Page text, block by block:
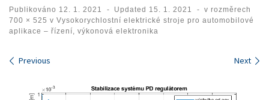
Publikováno 12. 1. 2021 - Updated 15. 1. 2021 - v rozměrech
700 × 525 v Vysokorychlostní elektrické stroje pro automobilové
aplikace – řízení, výkonová elektronika
Images navigation
Previous Next